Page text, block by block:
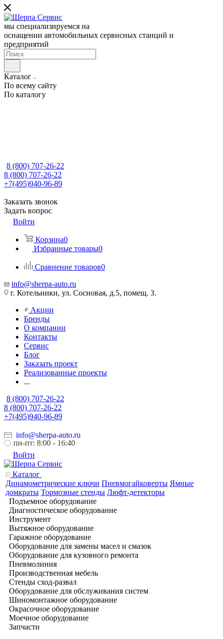
мы специализируемся на
оснащении автомобильных сервисных станций и
предприятий
Каталог
По всему сайту
По каталогу
8 (800) 707-26-22
8 (800) 707-26-22
+7(495)940-96-89
Заказать звонок
Задать вопрос
Войти
Корзина0
Избранные товары0
Сравнение товаров0
info@sherpa-auto.ru
г. Котельники, ул. Сосновая, д.5, помещ. 3.
Акции
Бренды
О компании
Контакты
Сервис
Блог
Заказать проект
Реализованные проекты
...
8 (800) 707-26-22
8 (800) 707-26-22
+7(495)940-96-89
info@sherpa-auto.ru
пн-пт: 8:00 - 16:40
Войти
Каталог
Динамометрические ключи Пневмогайковерты Ямные
домкраты Тормозные стенды Люфт-детекторы
Подъемное оборудование
Диагностическое оборудование
Инструмент
Вытяжное оборудование
Гаражное оборудование
Оборудование для замены масел и смазок
Оборудование для кузовного ремонта
Пневмолиния
Производственная мебель
Стенды сход-развал
Оборудование для обслуживания систем
Шиномонтажное оборудование
Окрасочное оборудование
Моечное оборудование
Запчасти